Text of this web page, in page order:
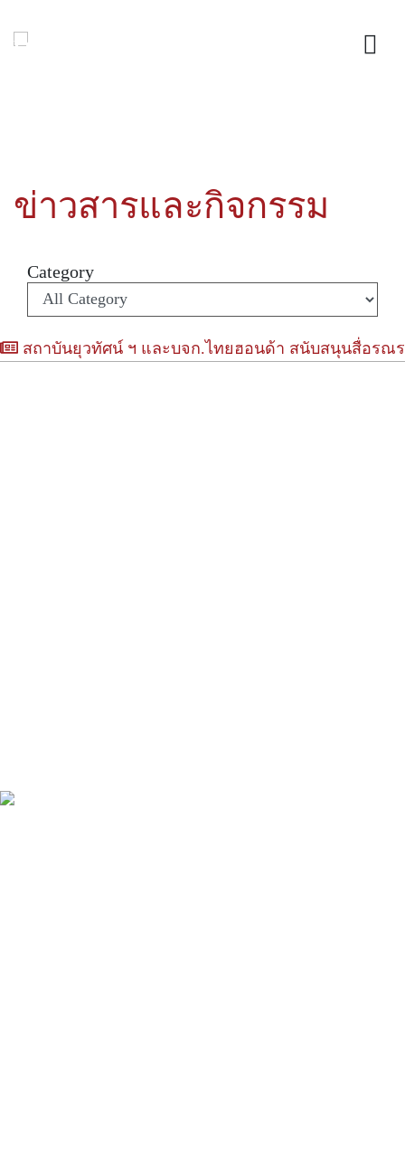
ข่าวสารและกิจกรรม
Category
สถาบันยุวทัศน์ ฯ และบจก.ไทยฮอนด้า สนับสนุนสื่อรณ